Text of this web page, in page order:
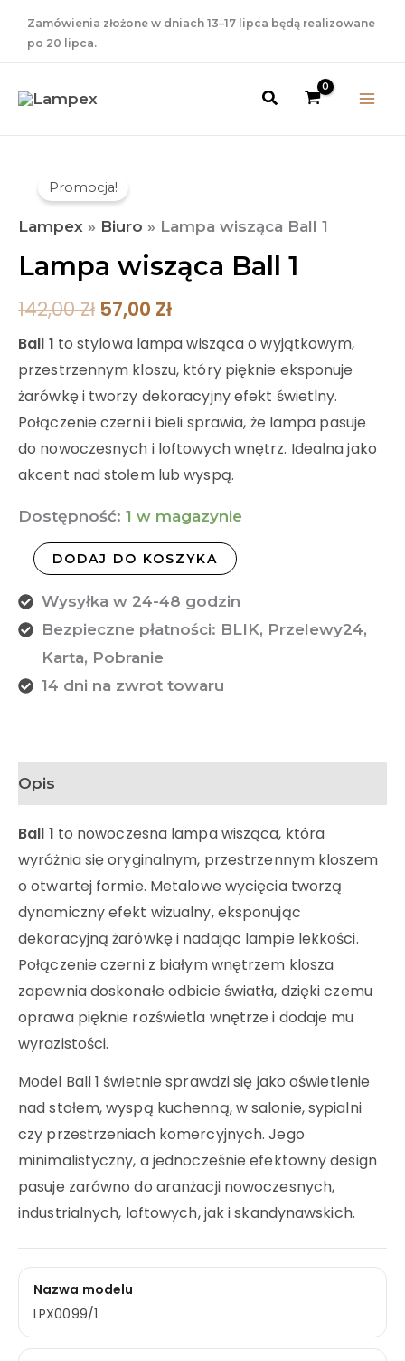
Zamówienia złożone w dniach 13–17 lipca będą realizowane
po 20 lipca.
Szukaj
Promocja!
Lampex » Biuro » Lampa wisząca Ball 1
Lampa wisząca Ball 1
142,00Zł
Cena
Wynosiła:
142,00 Zł.
57,00 Zł
Wynosi:
57,00 Zł.
Ball 1 to stylowa lampa wisząca o wyjątkowym,
przestrzennym kloszu, który pięknie eksponuje
żarówkę i tworzy dekoracyjny efekt świetlny.
Połączenie czerni i bieli sprawia, że lampa pasuje
do nowoczesnych i loftowych wnętrz. Idealna jako
akcent nad stołem lub wyspą.
Dostępność: 1 w magazynie
Lampa
wisząca
1
DODAJ DO KOSZYKA
Wysyłka w 24-48 godzin
Bezpieczne płatności: BLIK, Przelewy24,
Karta, Pobranie
14 dni na zwrot towaru
Opis
Ball 1 to nowoczesna lampa wisząca, która
wyróżnia się oryginalnym, przestrzennym kloszem
o otwartej formie. Metalowe wycięcia tworzą
dynamiczny efekt wizualny, eksponując
dekoracyjną żarówkę i nadając lampie lekkości.
Połączenie czerni z białym wnętrzem klosza
zapewnia doskonałe odbicie światła, dzięki czemu
oprawa pięknie rozświetla wnętrze i dodaje mu
wyrazistości.
Model Ball 1 świetnie sprawdzi się jako oświetlenie
nad stołem, wyspą kuchenną, w salonie, sypialni
czy przestrzeniach komercyjnych. Jego
minimalistyczny, a jednocześnie efektowny design
pasuje zarówno do aranżacji nowoczesnych,
industrialnych, loftowych, jak i skandynawskich.
Nazwa modelu
LPX0099/1